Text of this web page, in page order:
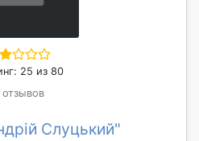
25 из 80
отзывов
Слуцький"